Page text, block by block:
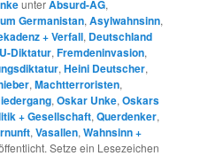
unterAbsurd-AG,
Germanistan,Asylwahnsinn,
+ Verfall, Deutschland
Diktatur,Fremdeninvasion,
,Heini Deutscher,
,Machtterroristen,
,Oskar Unke,Oskars
+ Gesellschaft,Querdenker,
,Vasallen,Wahnsinn +
Setze ein Lesezeichen